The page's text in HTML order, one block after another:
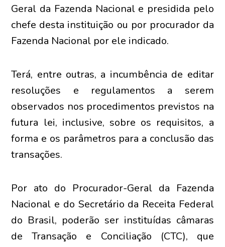
Geral da Fazenda Nacional e presidida pelo
chefe desta instituição ou por procurador da
Fazenda Nacional por ele indicado.
Terá, entre outras, a incumbência de editar
resoluções e regulamentos a serem
observados nos procedimentos previstos na
futura lei, inclusive, sobre os requisitos, a
forma e os parâmetros para a conclusão das
transações.
Por ato do Procurador-Geral da Fazenda
Nacional e do Secretário da Receita Federal
do Brasil, poderão ser instituídas câmaras
de Transação e Conciliação (CTC), que